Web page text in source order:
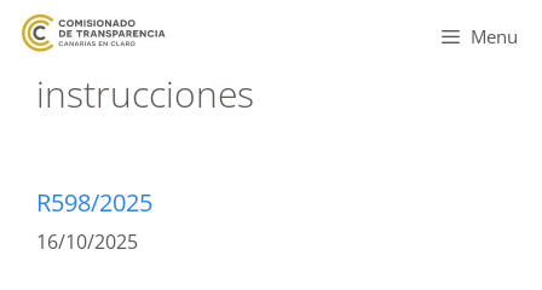
Menu
instrucciones
R598/2025
16/10/2025